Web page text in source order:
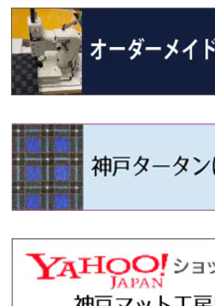
H24/7～R2/12 140系
センチュリー
H9/4～R5/9 50/60系
タウンエース・トラック
H20/2～ 400系
タウンエース・バン
H20/2～ 400系
タンク
H28/11～R2/9 M900A・M910A
H26/1～R4/1 80系
ハイエースバン／レジアスエースバン
H16/8～ 3人乗 200系
ハイエースワゴン
H24/4~H26/5 6人乗 RN6/7/8/9
H15/4～Ｈ30/5 HM3・HM4
フィット/フィットハイブリッド
H25/9～R2/2 GK/GP系
R2/2～ GR/GS系
フリード/フリードハイブリッド
H23/10～H28/9 GB3/4・GP3
H28/9～R6/6 GB5/6/7/8
R6/6～ 5人乗 GT2/4/6/8
フリードスパイク/フリードスパイクHV
H22/7～H28/9 GB3/4
フリード+（プラス）/+ハイブリッド
H28/9～R6/6 GB5/6/7/8
R7/9～ BF1
レジェンド
H27/2～R3/12 KC2
H26/1～R4/1 80系
R4/1～ 90系
エスクァイア
H26/10～R3/12 80系
エスティマ
H18/1～H24/5（前期）
H24/5～R1/10（後期）
エスティマ・ハイブリッド
H18/6～H24/5（前期）
H24/5～R1/10（後期）
オーリス
H24/8～H30/3 180系
カムリ
H24/5～ 160系
カローラ・クロス
H29/12～R4/7 20系7人乗
R4/11～ 10系
H30/11～
H13/1～R4/8 F50・Y51
シルビア
H3/1～H11/1 S13・S14
H11/1～H14/11 S15
シルフィ
H24/12～R3/10 TB17
ジューク
H22/6～R2/6 F15
スカイライン
H13/6～H18/11 V35
H26/2～ V37
スカイライン・クロスオーバー
H11/6～H16/10 Y34
H1/6～H11/6 Y30
セレナ
H22/11～H28/9 C26
H21/9～R2/4 S300系
トレジア
H22/11～H28/3 120系
フォレスター
H14/2～ SG/SH/SJ/SK系
プレオ
H22/4～H30/3 L275/285
プレオプラス
H24/12～H29/5 LA300/310
レヴォーグ
H15/6～R2/8 BN/BM/BL系
レガシィアウトバック
H15/10～ BP/BR/BS/BT系
H24/11～H27/1 HB35S
スクラム
H17/9～ DG64/DG17
スクラムトラック
H25/9～ DG16T
デミオ
H19/7～R1/7 DE/DJ系
ビアンテ
H20/7～30/3 CC系
ファミリア バン
H30/6～ 160系
H24/10～ MJ系
フレアクロスオーバー
H26/1～ MS系
H16/12～ S300/S700系
ハイゼット・トラック
H11/1～ S200/S500系
ブーン
H28/4～R5/12 M700系
ミラ
H18/12～ L275/285
ミラ・イース
H23/9～ LA300系
ミラ・ココア
H30/6～ LA550/560S
ムーヴ
H26/12～R5/7 LA150/160S
H3/6～ JA/JB系
ジムニーノマド
R7/4～ JC74W
ジムニーワイド/ジムニーシエラ
H10/1～H14/1 JB33/43W
H14/1～ JB43/74W
スイフト/スイフトスポーツ
H22/9～ スイフト
H23/12～
スペーシア/スペーシアカスタム/スペーシアギア
H25/3～R5/11
R5/11～ MK54S・MK94S
スペーシアベース
H23/1～H27/8 MA15S
H27/8～R2/12 MA26/36/46S
ハスラー
H26/1～ MR系
H30/3～ GK/GL系
タウンボックス
H26/2～ DS17/64W
ディグニティ
H24/7～H29/1 BHGY51
デリカＤ：２
H23/3～ MB系
デリカＤ：３
H23/10～H31/4 BM20 7人乗
デリカＤ：５
R5/5～ B30系/BA系
パジェロ
H18/10～R1/8 7人乗ロング V90系
H30/7～ JJ1・JJ2
N-VAN e:
R6/10~ JJ3
N‐WGN/N‐WGNカスタム
H25/11～ JH1・JH2・JH3・JH4
S660
H27/4～R3/12 JW5
WR-V
R6/3～ DG5
ZR-V
H11/6～H30/7 バン HH5・HH6
H21/12～R3/4 トラック
アコード・アコードハイブリッド
H25/6～R2/2 CR系
H15/9～H30/4 7L/7P系
パサート
H23/5～H27/7 3CCAX
H27/7～ 3CC/3CD系
ザ・ビートル
H24/4～R3/4 16C系
ポロ
H21/10～H30/3 6RC系
H30/3～ AW系
H28/7～
ＧＬＡクラス
H26/5～R2/6
ＧＬＥクラス
R1/6～
Ｓクラス
H25/10～R3/10
Ｖクラス
H27/4～